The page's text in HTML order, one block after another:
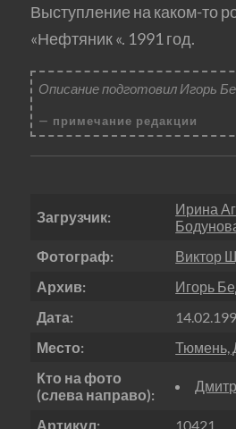
Выступление на каком-то
«Нефтяник «. 1991 год.
Описание подготовил Игорь
примечание редакции
Загрузчик:
Ирина
Фотограф:
Виктор
Архив:
Игорь
Дата:
Место:
Тюмень,
Кто на фото
(слева направо):
Артикул: 10421